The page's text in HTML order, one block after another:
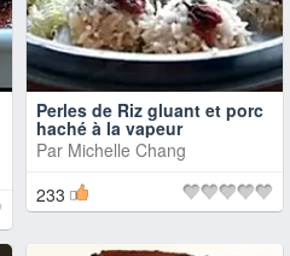
Perles de Riz gluant et porc
haché à la vapeur
Par Michelle Chang
233